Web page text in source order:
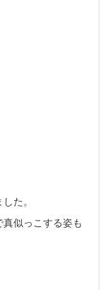
た。
似っこする姿も